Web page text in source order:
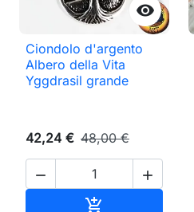

Ciondolo d'argento
Albero della Vita
Yggdrasil grande
42,24 € 48,00 €
 
